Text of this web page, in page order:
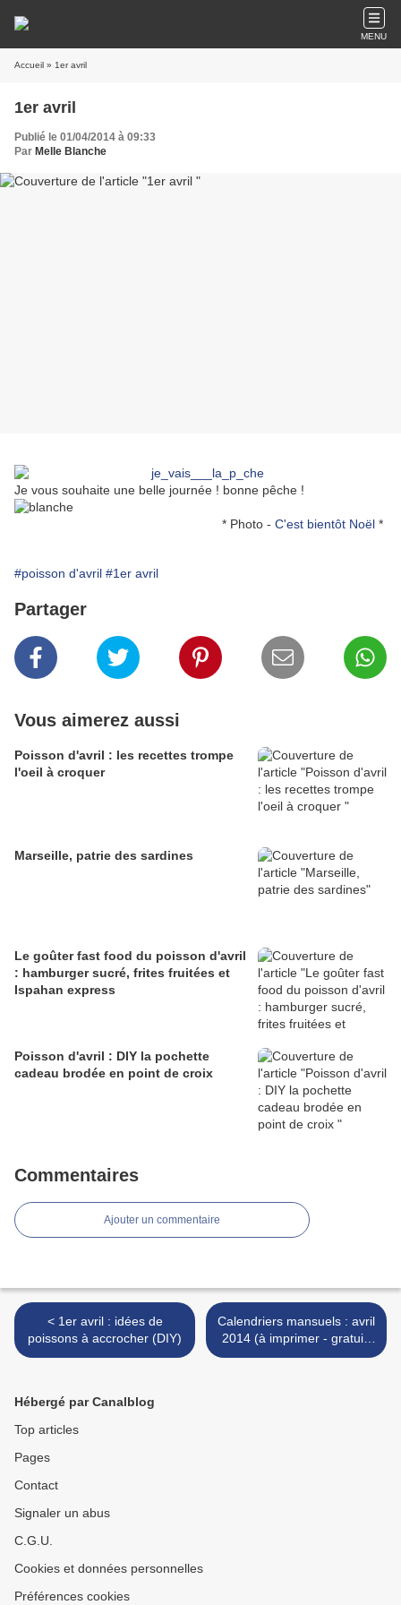
MENU
Accueil » 1er avril
1er avril
Publié le 01/04/2014 à 09:33
Par Melle Blanche
Je vous souhaite une belle journée ! bonne pêche !
* Photo - C'est bientôt Noël *
#poisson d'avril #1er avril
Partager
Vous aimerez aussi
Poisson d'avril : les recettes trompe
l'oeil à croquer
Marseille, patrie des sardines
Le goûter fast food du poisson d'avril
: hamburger sucré, frites fruitées et
Ispahan express
Poisson d'avril : DIY la pochette
cadeau brodée en point de croix
Commentaires
Ajouter un commentaire
< 1er avril : idées de
poissons à accrocher (DIY)
Calendriers mansuels : avril
2014 (à imprimer - gratuit)
>
Hébergé par Canalblog
Top articles
Pages
Contact
Signaler un abus
C.G.U.
Cookies et données personnelles
Préférences cookies